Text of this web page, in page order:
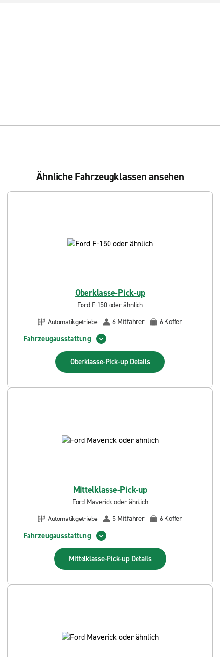
Ähnliche Fahrzeugklassen ansehen
Oberklasse-Pick-up
Ford F-150 oder ähnlich
Automatikgetriebe
6 Mitfahrer 6Koffer
Fahrzeugausstattung
Oberklasse-Pick-up Details
Mittelklasse-Pick-up
Ford Maverick oder ähnlich
Automatikgetriebe
5 Mitfahrer 6Koffer
Fahrzeugausstattung
Mittelklasse-Pick-up Details